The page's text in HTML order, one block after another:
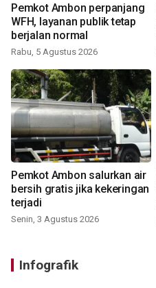
Pemkot Ambon perpanjang
WFH, layanan publik tetap
berjalan normal
Rabu, 5 Agustus 2026
Pemkot Ambon salurkan air
bersih gratis jika kekeringan
terjadi
Senin, 3 Agustus 2026
Infografik